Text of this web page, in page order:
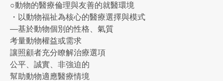
○動物的醫療倫理與友善的就醫環境
・以動物福祉為核心的醫療選擇與模式
—基於動物個別的性格、氣質
考量動物權益或需求
讓照顧者充分瞭解治療選項
公平、誠實、非強迫的
幫助動物適應醫療情境